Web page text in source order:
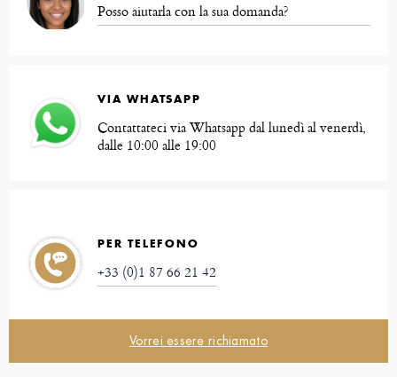
Posso aiutarla con la sua domanda?
VIA WHATSAPP
Contattateci via Whatsapp dal lunedì al venerdì,
dalle 10:00 alle 19:00
PER TELEFONO
+33 (0)1 87 66 21 42
Vorrei essere richiamato